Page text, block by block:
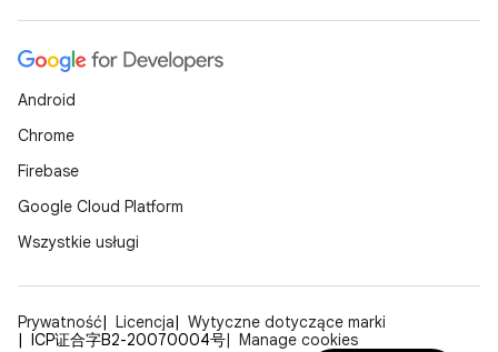
Android
Chrome
Firebase
Google Cloud Platform
Wszystkie usługi
Prywatność Licencja
Wytyczne dotyczące marki
ICP证合字B2-20070004号
Manage cookies